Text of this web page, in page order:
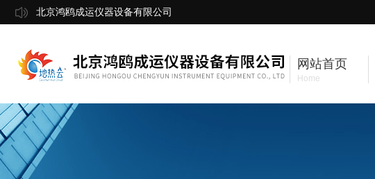
北京鸿鸥成运仪器设备有限公司
网站首页
Home